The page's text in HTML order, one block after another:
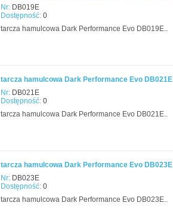
Nr: DB019E
Dostępność: 0
tarcza hamulcowa Dark Performance Evo DB019E..
tarcza hamulcowa Dark Performance Evo DB021E
Nr: DB021E
Dostępność: 0
tarcza hamulcowa Dark Performance Evo DB021E..
tarcza hamulcowa Dark Performance Evo DB023E
Nr: DB023E
Dostępność: 0
tarcza hamulcowa Dark Performance Evo DB023E..